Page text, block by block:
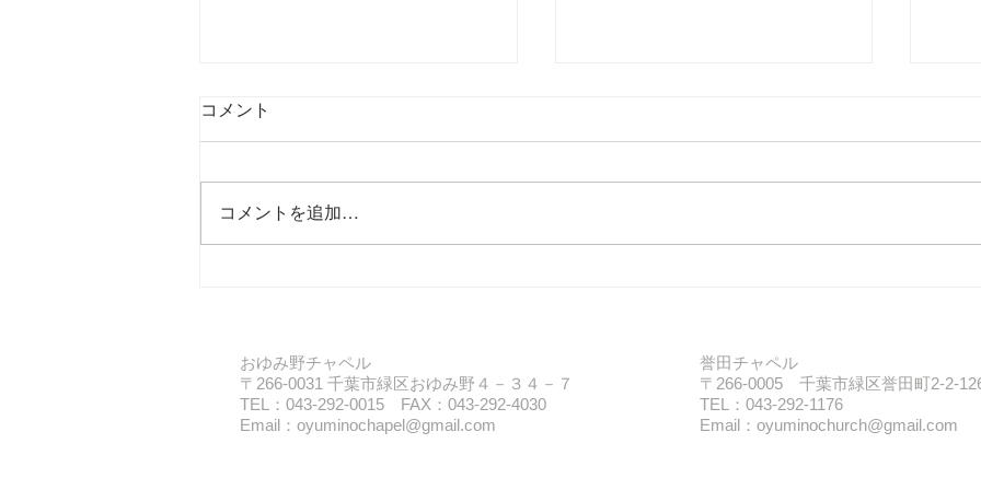
ゴスペルキッズ大募集
コメント
コメントを追加…
​おゆみ野チャペル
〒266-0031 千葉市緑区おゆみ野４－３４－７
TEL：043-292-0015 FAX：043-292-4030
Email： oyuminochapel@gmail.com
誉田チャペル
〒266-0005 千葉市緑区誉田町2-2-
TEL：043-292-1176
Email： oyuminochurch@gmail.com